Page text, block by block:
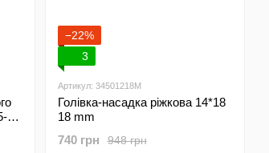
−22%
3
Артикул: 34501218M
Голівка-насадка ріжкова 14*18
18 mm
948 грн
740 грн